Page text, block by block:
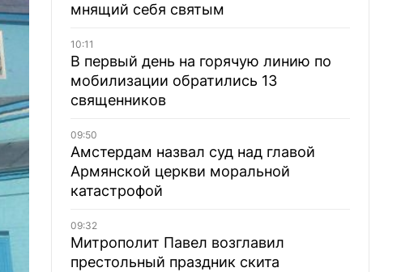
мнящий себя святым
10:11
В первый день на горячую линию по
мобилизации обратились 13
священников
09:50
Амстердам назвал суд над главой
Армянской церкви моральной
катастрофой
09:32
Митрополит Павел возглавил
престольный праздник скита